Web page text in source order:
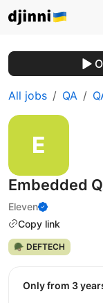
All jobs QA
Embedded
Eleven
Copy link
🪖 DEFTECH
Only from 3